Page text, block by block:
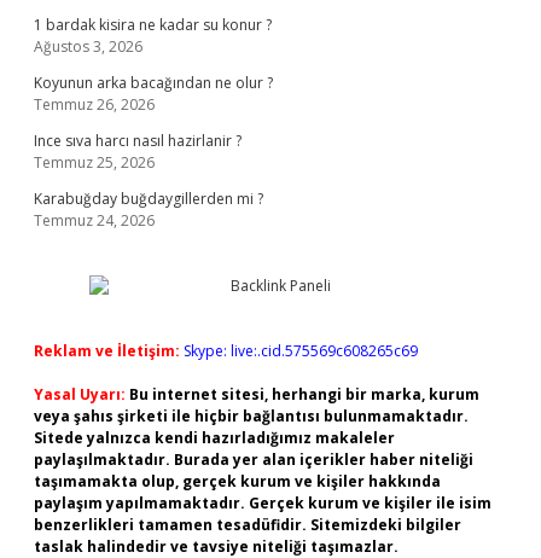
1 bardak kisira ne kadar su konur ?
Ağustos 3, 2026
Koyunun arka bacağından ne olur ?
Temmuz 26, 2026
Ince sıva harcı nasıl hazirlanir ?
Temmuz 25, 2026
Karabuğday buğdaygillerden mi ?
Temmuz 24, 2026
Reklam ve İletişim: Skype: live:.cid.575569c608265c69
Yasal Uyarı: Bu internet sitesi, herhangi bir marka, kurum
veya şahıs şirketi ile hiçbir bağlantısı bulunmamaktadır.
Sitede yalnızca kendi hazırladığımız makaleler
paylaşılmaktadır. Burada yer alan içerikler haber niteliği
taşımamakta olup, gerçek kurum ve kişiler hakkında
paylaşım yapılmamaktadır. Gerçek kurum ve kişiler ile isim
benzerlikleri tamamen tesadüfidir. Sitemizdeki bilgiler
taslak halindedir ve tavsiye niteliği taşımazlar.